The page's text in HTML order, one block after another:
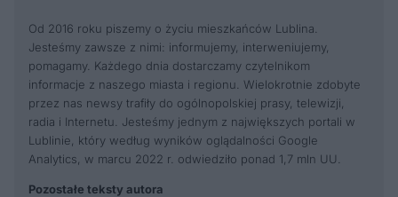
Od 2016 roku piszemy o życiu mieszkańców Lublina.
Jesteśmy zawsze z nimi: informujemy, interweniujemy,
pomagamy. Każdego dnia dostarczamy czytelnikom
informacje z naszego miasta i regionu. Wielokrotnie zdobyte
przez nas newsy trafiły do ogólnopolskiej prasy, telewizji,
radia i Internetu. Jesteśmy jednym z największych portali w
Lublinie, który według wyników oglądalności Google
Analytics, w marcu 2022 r. odwiedziło ponad 1,7 mln UU.
Pozostałe teksty autora